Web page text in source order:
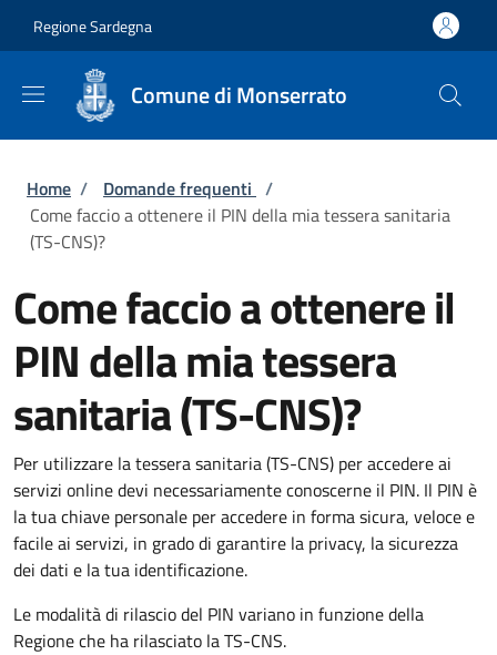
Regione Sardegna
Comune di Monserrato
Briciole di pane
Home / Domande frequenti /
Come faccio a ottenere il PIN della mia tessera sanitaria
(TS-CNS)?
Come faccio a ottenere il
PIN della mia tessera
sanitaria (TS-CNS)?
Per utilizzare la tessera sanitaria (TS-CNS) per accedere ai
servizi online devi necessariamente conoscerne il PIN. Il PIN è
la tua chiave personale per accedere in forma sicura, veloce e
facile ai servizi, in grado di garantire la privacy, la sicurezza
dei dati e la tua identificazione.
Le modalità di rilascio del PIN variano in funzione della
Regione che ha rilasciato la TS-CNS.